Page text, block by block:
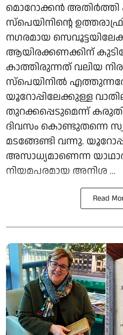
മൊറോക്കന്‍ അതിര്‍ത്തി
സ്‌പെയിനിന്റെ
നഗരമായ
ആയിരക്കണക്കിന്
കാത്തിരുന്നത് വലിയ
സ്‌പെയിനില്‍
യൂറോപ്പിലേക്കുള്ള
തുറക്കപ്പെടുമെന്ന്
ദിവസം കൊണ്ടുതന്നെ
മടങ്ങേണ്ടി വന്നു.
അസാധ്യമാണെന്ന
നിയമപരമായ അനിശ ...
Read